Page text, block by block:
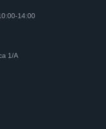
14:00
1/A